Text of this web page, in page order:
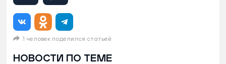
1 человек поделился статьей
НОВОСТИ ПО ТЕМЕ